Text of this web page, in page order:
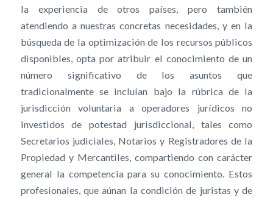
la experiencia de otros países, pero también
atendiendo a nuestras concretas necesidades, y en la
búsqueda de la optimización de los recursos públicos
disponibles, opta por atribuir el conocimiento de un
número significativo de los asuntos que
tradicionalmente se incluían bajo la rúbrica de la
jurisdicción voluntaria a operadores jurídicos no
investidos de potestad jurisdiccional, tales como
Secretarios judiciales, Notarios y Registradores de la
Propiedad y Mercantiles, compartiendo con carácter
general la competencia para su conocimiento. Estos
profesionales, que aúnan la condición de juristas y de